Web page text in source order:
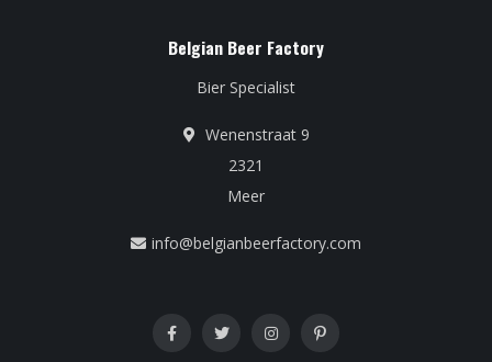
Belgian Beer Factory
Bier Specialist
Wenenstraat 9
2321
Meer
info@belgianbeerfactory.com